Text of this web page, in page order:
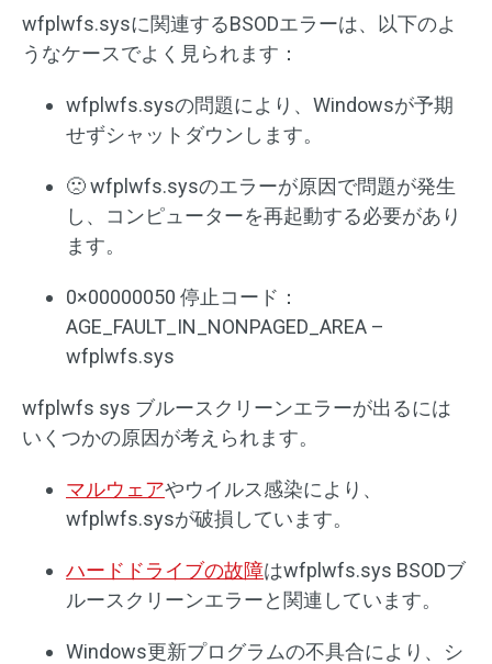
wfplwfs.sysに関連するBSODエラーは、以下のよ
うなケースでよく見られます：
wfplwfs.sysの問題により、Windowsが予期
せずシャットダウンします。
🙁 wfplwfs.sysのエラーが原因で問題が発生
し、コンピューターを再起動する必要があり
ます。
0×00000050 停止コード：
AGE_FAULT_IN_NONPAGED_AREA –
wfplwfs.sys
wfplwfs sys ブルースクリーンエラーが出るには
いくつかの原因が考えられます。
マルウェアやウイルス感染により、
wfplwfs.sysが破損しています。
ハードドライブの故障はwfplwfs.sys BSODブ
ルースクリーンエラーと関連しています。
Windows更新プログラムの不具合により、シ